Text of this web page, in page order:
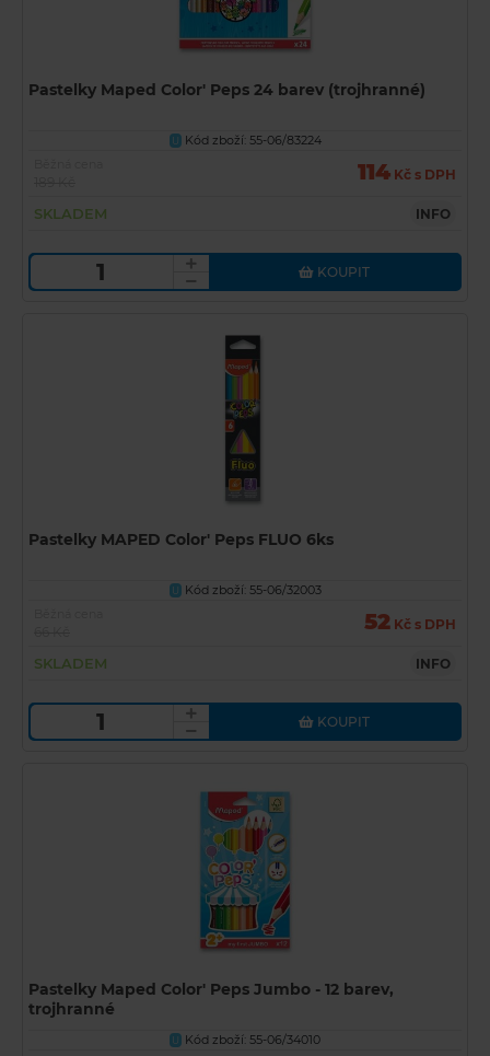
Pastelky Maped Color' Peps 24 barev (trojhranné)
U Kód zboží: 55-06/83224
114 Kč s DPH
SKLADEM INFO
KOUPIT
Pastelky MAPED Color' Peps FLUO 6ks
U Kód zboží: 55-06/32003
52 Kč s DPH
SKLADEM INFO
KOUPIT
Pastelky Maped Color' Peps Jumbo - 12 barev,
trojhranné
U
Kód zboží: 55-06/34010